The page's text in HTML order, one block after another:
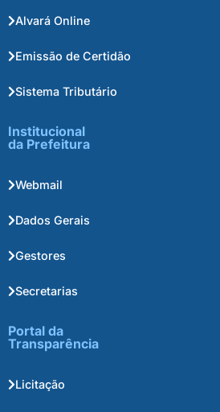
Alvará Online
Emissão de Certidão
Sistema Tributário
Institucional
da Prefeitura
Webmail
Dados Gerais
Gestores
Secretarias
Portal da
Transparência
Licitação